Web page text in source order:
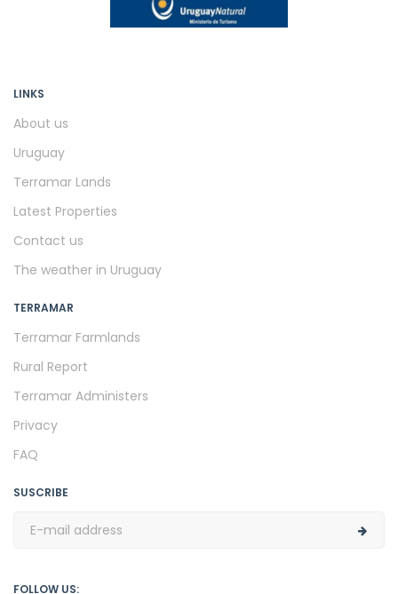
LINKS
About us
Uruguay
Terramar Lands
Latest Properties
Contact us
The weather in Uruguay
TERRAMAR
Terramar Farmlands
Rural Report
Terramar Administers
Privacy
FAQ
SUSCRIBE
FOLLOW US: